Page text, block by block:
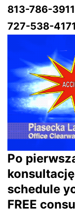
813-786-3911
727-538-4171
Po
schedule
FREE